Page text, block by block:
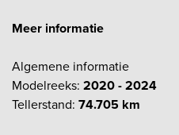
Meer informatie
Algemene informatie
Modelreeks: 2020 - 2024
Tellerstand: 74.705 km